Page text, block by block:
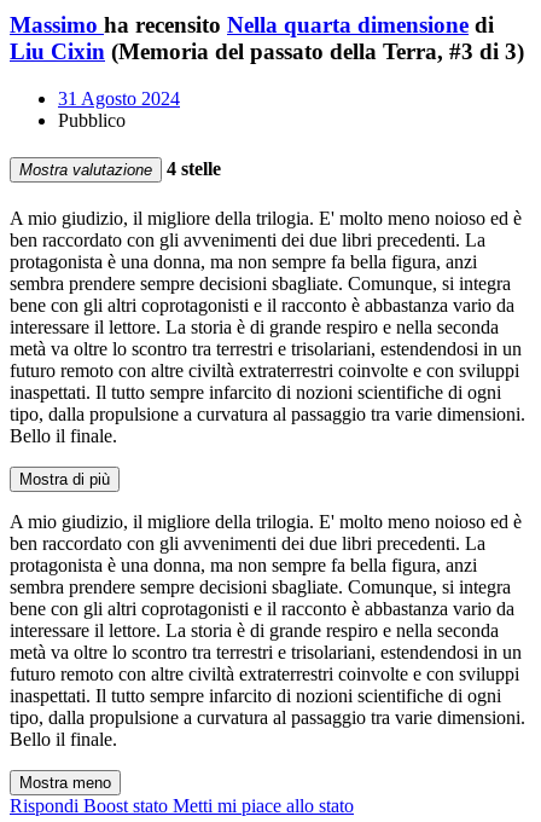
Massimo ha recensito Nella quarta dimensione di
Liu Cixin (Memoria del passato della Terra, #3 di 3)
31 Agosto 2024
Pubblico
Mostra valutazione 4 stelle
A mio giudizio, il migliore della trilogia. E' molto meno noioso ed è
ben raccordato con gli avvenimenti dei due libri precedenti. La
protagonista è una donna, ma non sempre fa bella figura, anzi
sembra prendere sempre decisioni sbagliate. Comunque, si integra
bene con gli altri coprotagonisti e il racconto è abbastanza vario da
interessare il lettore. La storia è di grande respiro e nella seconda
metà va oltre lo scontro tra terrestri e trisolariani, estendendosi in un
futuro remoto con altre civiltà extraterrestri coinvolte e con sviluppi
inaspettati. Il tutto sempre infarcito di nozioni scientifiche di ogni
tipo, dalla propulsione a curvatura al passaggio tra varie dimensioni.
Bello il finale.
Mostra di più
A mio giudizio, il migliore della trilogia. E' molto meno noioso ed è
ben raccordato con gli avvenimenti dei due libri precedenti. La
protagonista è una donna, ma non sempre fa bella figura, anzi
sembra prendere sempre decisioni sbagliate. Comunque, si integra
bene con gli altri coprotagonisti e il racconto è abbastanza vario da
interessare il lettore. La storia è di grande respiro e nella seconda
metà va oltre lo scontro tra terrestri e trisolariani, estendendosi in un
futuro remoto con altre civiltà extraterrestri coinvolte e con sviluppi
inaspettati. Il tutto sempre infarcito di nozioni scientifiche di ogni
tipo, dalla propulsione a curvatura al passaggio tra varie dimensioni.
Bello il finale.
Mostra meno
Rispondi Boost stato Metti mi piace allo stato